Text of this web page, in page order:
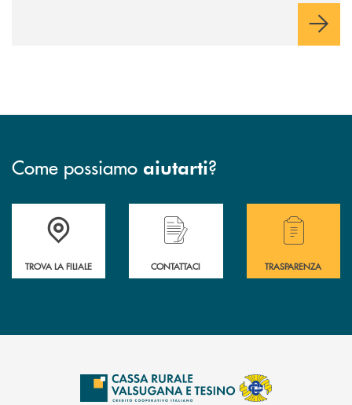
Come possiamo aiutarti?
Accedi all' elenco completo delle filiali .
TROVA LA FILIALE
Hai bisogno di assistenza immediata?
CONTATTACI
Hai bisogno di
TRASPARENZA